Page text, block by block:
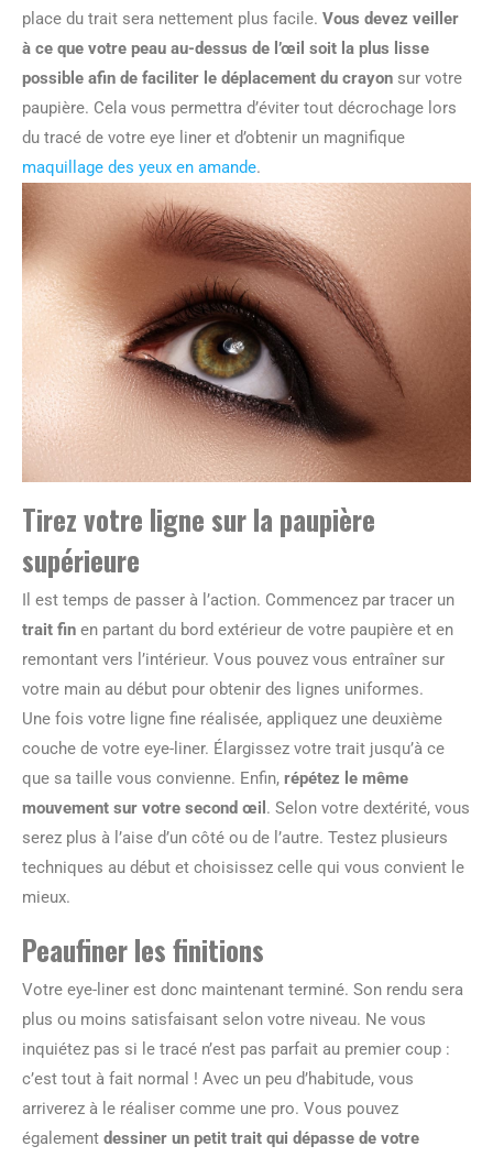
place du trait sera nettement plus facile. Vous devez veiller
à ce que votre peau au-dessus de l’œil soit la plus lisse
possible afin de faciliter le déplacement du crayon sur votre
paupière. Cela vous permettra d’éviter tout décrochage lors
du tracé de votre eye liner et d’obtenir un magnifique
maquillage des yeux en amande.
Tirez votre ligne sur la paupière
supérieure
Il est temps de passer à l’action. Commencez par tracer un
trait fin en partant du bord extérieur de votre paupière et en
remontant vers l’intérieur. Vous pouvez vous entraîner sur
votre main au début pour obtenir des lignes uniformes.
Une fois votre ligne fine réalisée, appliquez une deuxième
couche de votre eye-liner. Élargissez votre trait jusqu’à ce
que sa taille vous convienne. Enfin, répétez le même
mouvement sur votre second œil . Selon votre dextérité, vous
serez plus à l’aise d’un côté ou de l’autre. Testez plusieurs
techniques au début et choisissez celle qui vous convient le
mieux.
Peaufiner les finitions
Votre eye-liner est donc maintenant terminé. Son rendu sera
plus ou moins satisfaisant selon votre niveau. Ne vous
inquiétez pas si le tracé n’est pas parfait au premier coup :
c’est tout à fait normal ! Avec un peu d’habitude, vous
arriverez à le réaliser comme une pro. Vous pouvez
également dessiner un petit trait qui dépasse de votre